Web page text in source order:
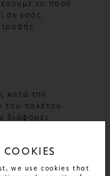
COOKIES
we use cookies that
το ποσό
σε εσάς,
κατά την
του πακέτου
διάφορες
παραγγελίας
ώστε να